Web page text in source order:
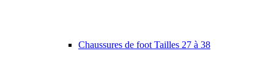
Chaussures de foot Tailles 27 à 38